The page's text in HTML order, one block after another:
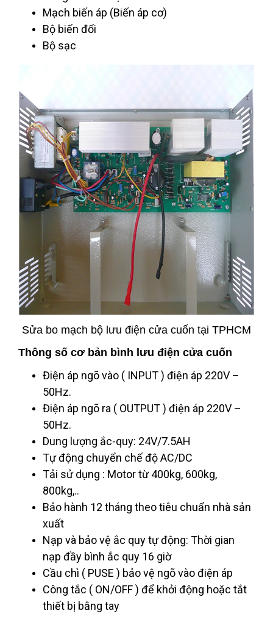
Mạch biến áp (Biến áp cơ)
Bộ biến đổi
Bộ sạc
Sửa bo mạch bộ lưu điện cửa cuốn tại TPHCM
Thông số cơ bản bình lưu điện cửa cuốn
Điện áp ngõ vào ( INPUT ) điện áp 220V –
50Hz.
Điện áp ngõ ra ( OUTPUT ) điện áp 220V –
50Hz.
Dung lượng ắc-quy: 24V/7.5AH
Tự động chuyển chế độ AC/DC
Tải sử dụng : Motor từ 400kg, 600kg,
800kg,..
Bảo hành 12 tháng theo tiêu chuẩn nhà sản
xuất
Nạp và bảo vệ ắc quy tự động: Thời gian
nạp đầy bình ắc quy 16 giờ
Cầu chì ( PUSE ) bảo vệ ngõ vào điện áp
Công tắc ( ON/OFF ) để khởi động hoặc tắt
thiết bị bằng tay